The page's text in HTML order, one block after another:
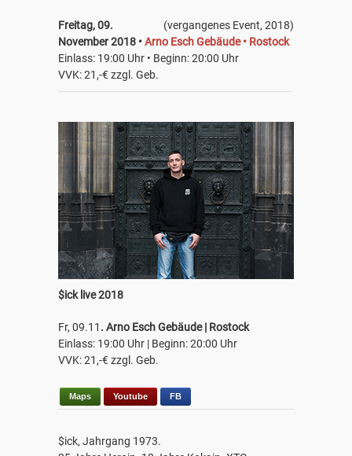
(vergangenes Event, 2018)
Freitag, 09.
November 2018 •Arno Esch Gebäude • Rostock
Einlass: 19:00 Uhr • Beginn: 20:00 Uhr
VVK: 21,-€ zzgl. Geb.
$ick live 2018
Fr, 09.11 . Arno Esch Gebäude | Rostock
Einlass: 19:00 Uhr | Beginn: 20:00 Uhr
VVK: 21,-€ zzgl. Geb.
Maps Youtube FB
$ick, Jahrgang 1973.